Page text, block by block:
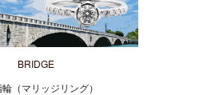
BRIDGE
（マリッジリング）